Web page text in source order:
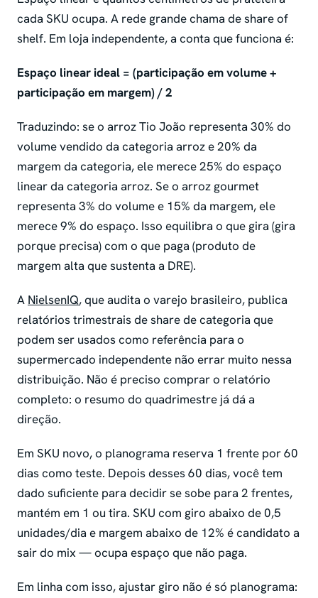
cada SKU ocupa. A rede grande chama deshare of
shelf. Em loja independente, a conta que funciona é:
Espaço linear ideal = (participação em volume +
participação em margem) / 2
Traduzindo: se o arroz Tio João representa 30% do
volume vendido da categoria arroz e 20% da
margem da categoria, ele merece 25% do espaço
linear da categoria arroz. Se o arroz gourmet
representa 3% do volume e 15% da margem, ele
merece 9% do espaço. Isso equilibra o que gira (gira
porque precisa) com o que paga (produto de
margem alta que sustenta a DRE).
A NielsenIQ, que audita o varejo brasileiro, publica
relatórios trimestrais de share de categoria que
podem ser usados como referência para o
supermercado independente não errar muito nessa
distribuição. Não é preciso comprar o relatório
completo: o resumo do quadrimestre já dá a
direção.
Em SKU novo, o planograma reserva 1 frente por 60
dias como teste. Depois desses 60 dias, você tem
dado suficiente para decidir se sobe para 2 frentes,
mantém em 1 ou tira. SKU com giro abaixo de 0,5
unidades/dia e margem abaixo de 12% é candidato a
sair do mix — ocupa espaço que não paga.
Em linha com isso, ajustar giro não é só planograma: